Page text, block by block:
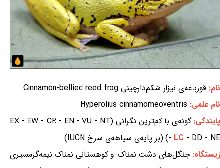
نام: قورباغه‌ی نیزار شکم‌دارچینی Cinnamon-bellied reed frog
نام علمی: Hyperolius cinnamomeoventris
پایندگی:
گونه‌ی با کم‌ترین نگرانی (EX - EW - CR - EN - VU - NT
- LC - DD - NE) (بر پایه‌ی سیاهه‌ی سرخ IUCN)
زیستگاه:جنگل‌های دشت نمناک و کوهستانی نمناک نیمه‌گرمسیری